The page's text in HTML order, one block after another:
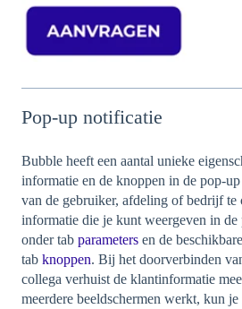
Pop-up notificatie
Bubble heeft een aantal unieke
informatie en de knoppen in de pop-
van de gebruiker, afdeling of bedrijf te
informatie die je kunt weergeven in
onder tab parameters en de
tab knoppen. Bij het doorverbinden
collega verhuist de klantinformatie
meerdere beeldschermen werkt, kun